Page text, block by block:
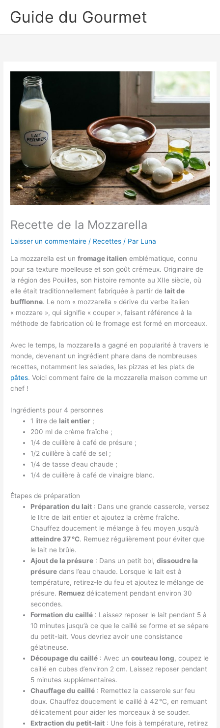
Guide du Gourmet
Recette de la Mozzarella
Laisser un commentaire / Recettes / Par Luna
La mozzarella est unfromage italien emblématique, connu
pour sa texture moelleuse et son goût crémeux. Originaire de
la région des Pouilles, son histoire remonte au XIIe siècle, où
elle était traditionnellement fabriquée à partir de lait de
bufflonne. Le nom « mozzarella » dérive du verbe italien
« mozzare », qui signifie « couper », faisant référence à la
méthode de fabrication où le fromage est formé en morceaux.
Avec le temps, la mozzarella a gagné en popularité à travers le
monde, devenant un ingrédient phare dans de nombreuses
recettes, notamment les salades, les pizzas et les plats de
pâtes. Voici comment faire de la mozzarella maison comme un
chef !
Ingrédients pour 4 personnes
1 litre de lait entier ;
200 ml de crème fraîche ;
1/4 de cuillère à café de présure ;
1/2 cuillère à café de sel ;
1/4 de tasse d’eau chaude ;
1/4 de cuillère à café de vinaigre blanc.
Étapes de préparation
Préparation du lait : Dans une grande casserole, versez
le litre de lait entier et ajoutez la crème fraîche.
Chauffez doucement le mélange à feu moyen jusqu’à
atteindre 37 °C. Remuez régulièrement pour éviter que
le lait ne brûle.
Ajout de la présure : Dans un petit bol,dissoudre la
présure dans l’eau chaude. Lorsque le lait est à
température, retirez-le du feu et ajoutez le mélange de
présure. Remuezdélicatement pendant environ 30
secondes.
Formation du caillé : Laissez reposer le lait pendant 5 à
10 minutes jusqu’à ce que le caillé se forme et se sépare
du petit-lait. Vous devriez avoir une consistance
gélatineuse.
Découpage du caillé : Avec uncouteau long, coupez le
caillé en cubes d’environ 2 cm. Laissez reposer pendant
5 minutes supplémentaires.
Chauffage du caillé : Remettez la casserole sur feu
doux. Chauffez doucement le caillé à 42 °C, en remuant
délicatement pour aider les morceaux à se souder.
Extraction du petit-lait : Une fois à température, retirez